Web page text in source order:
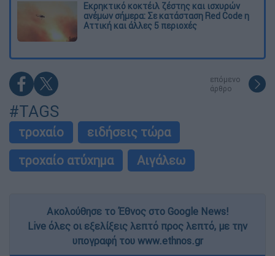
Εκρηκτικό κοκτέιλ ζέστης και ισχυρών
ανέμων σήμερα: Σε κατάσταση Red Code η
Αττική και άλλες 5 περιοχές
επόμενο
άρθρο
#TAGS
τροχαίο
ειδήσεις τώρα
τροχαίο ατύχημα
Αιγάλεω
Ακολούθησε το Έθνος στο Google News!
Live όλες οι εξελίξεις λεπτό προς λεπτό, με την
υπογραφή του www.ethnos.gr